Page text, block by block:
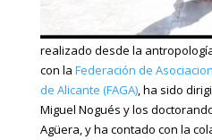
realizado desde la
con la Federación de
de Alicante (FAGA), ha sido
Miguel Nogués y los
Agüera, y ha contado con la